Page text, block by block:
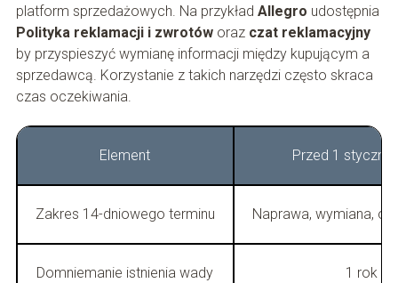
platform sprzedażowych. Na przykład Allegro udostępnia
Polityka reklamacji i zwrotóworaz czat reklamacyjny
by przyspieszyć wymianę informacji między kupującym a
sprzedawcą. Korzystanie z takich narzędzi często skraca
czas oczekiwania.
Element Przed 1
Zakres 14-dniowego terminu Naprawa, wymiana,
Domniemanie istnienia wady 1 rok